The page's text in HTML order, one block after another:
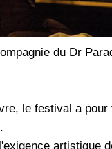
du Dr
le festival a pour
artistique